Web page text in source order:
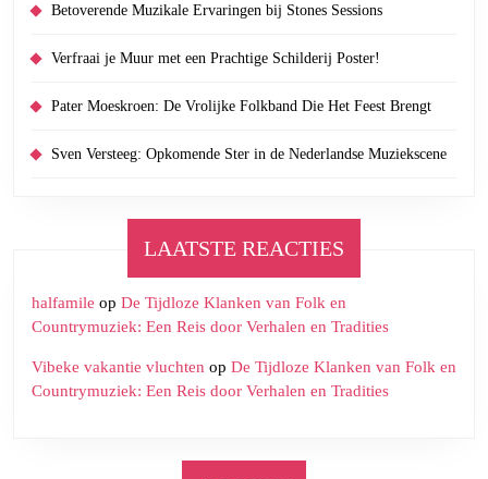
Betoverende Muzikale Ervaringen bij Stones Sessions
Verfraai je Muur met een Prachtige Schilderij Poster!
Pater Moeskroen: De Vrolijke Folkband Die Het Feest Brengt
Sven Versteeg: Opkomende Ster in de Nederlandse Muziekscene
LAATSTE REACTIES
halfamile op De Tijdloze Klanken van Folk en
Countrymuziek: Een Reis door Verhalen en Tradities
Vibeke vakantie vluchten op De Tijdloze Klanken van Folk en
Countrymuziek: Een Reis door Verhalen en Tradities